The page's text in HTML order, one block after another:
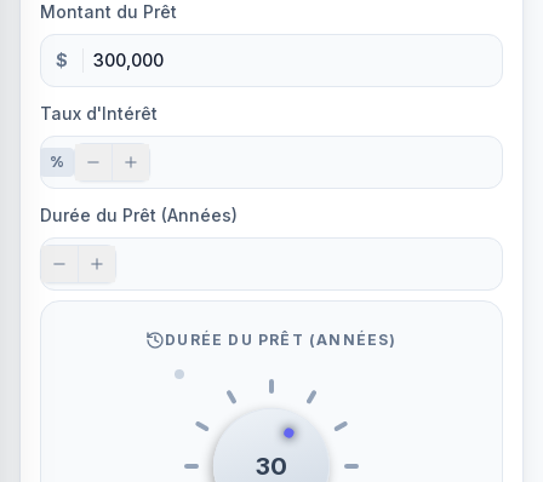
Montant du Prêt
$
Taux d'Intérêt
%
Durée du Prêt (Années)
DURÉE DU PRÊT (ANNÉES)
30